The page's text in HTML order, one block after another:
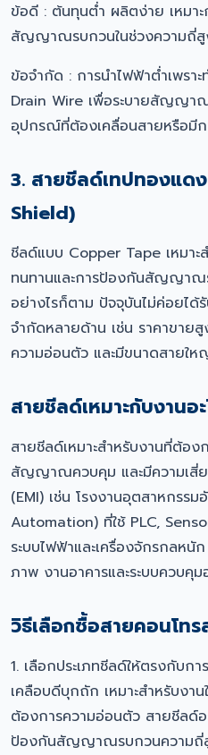
ข้อดี : ต้นทุนต่ำ ผลิตง่าย เหมา
สัญญาณรบกวนในช่วงความถี่สู
ข้อจำกัด : การนำไฟฟ้าต่ำเพรา
Drain Wire เพื่อระบายสัญญา
อุปกรณ์ที่ต้องเคลื่อนสายหรือมี
3. สายชีลด์เทปทองแด
Shield)
ชีลด์แบบ Copper Tape เหมาะ
ทนทานและการป้องกันสัญญาณ
อย่างไรก็ตาม ปัจจุบันไม่ค่อยได้
จำกัดหลายด้าน เช่น ราคาขาย
ความอ่อนตัว และมีขนาดสายให
สายชีลด์เหมาะกับงานอ
สายชีลด์เหมาะสำหรับงานที่ต้อง
สัญญาณควบคุม และมีความเสี่
(EMI) เช่น โรงงานอุตสาหกรร
Automation) ที่ใช้ PLC,
ระบบไฟฟ้าและเครื่องจักรกลหนั
ภาพ งานอาคารและระบบควบคุ
วิธีเลือกซื้อสายคอนโท
1. เลือกประเภทชีลด์ให้ตรงกับก
เคลือบดีบุกถัก เหมาะสำหรับงาน
ต้องการความอ่อนตัว สายชีลด์
ป้องกันสัญญาณรบกวนความถี่